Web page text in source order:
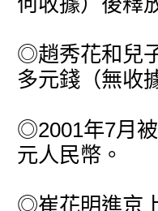
◎趙秀花和兒
多元錢（無收
◎2001年7月
元人民幣。
◎崔花明進京